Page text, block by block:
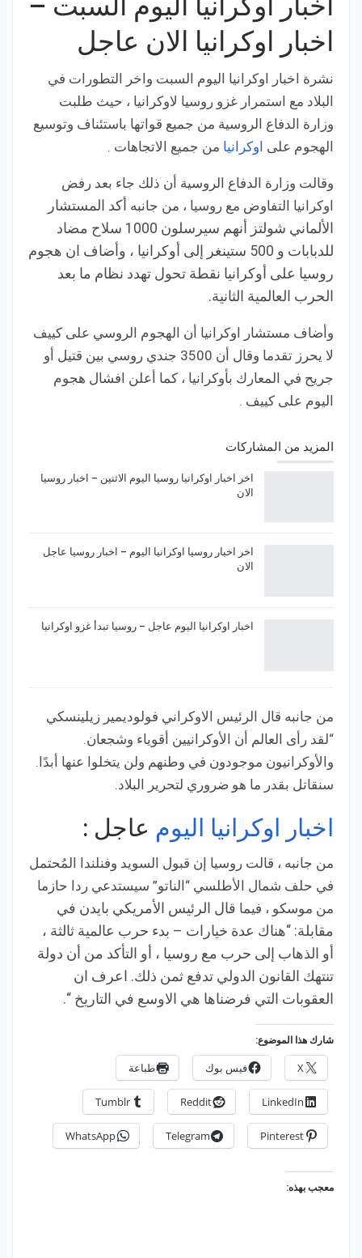
اخبار اوكرانيا الان عاجل
نشرة اخبار اوكرانيا اليوم السبت واخر التطورات في
البلاد مع استمرار غزو روسيا لاوكرانيا ، حيث طلبت
وزارة الدفاع الروسية من جميع قواتها باستئناف وتوسيع
الهجوم على اوكرانيا من جميع الاتجاهات .
وقالت وزارة الدفاع الروسية أن ذلك جاء بعد رفض
اوكرانيا التفاوض مع روسيا ، من جانبه أكد المستشار
الألماني شولتز أنهم سيرسلون 1000 سلاح مضاد
للدبابات و 500 ستينغر إلى أوكرانيا ، وأضاف ان هجوم
روسيا على أوكرانيا نقطة تحول تهدد نظام ما بعد
الحرب العالمية الثانية.
وأضاف مستشار اوكرانيا أن الهجوم الروسي على كييف
لا يحرز تقدما وقال أن 3500 جندي روسي بين قتيل أو
جريح في المعارك بأوكرانيا ، كما أعلن افشال هجوم
اليوم على كييف .
المزيد من المشاركات
اخر اخبار اوكرانيا روسيا اليوم الاثنين – اخبار روسيا
الان
اخر اخبار روسيا اوكرانيا اليوم – اخبار روسيا عاجل
الان
اخبار اوكرانيا اليوم عاجل – روسيا تبدأ غزو اوكرانيا
من جانبه قال الرئيس الاوكراني فولوديمير زيلينسكي
“لقد رأى العالم أن الأوكرانيين أقوياء وشجعان.
والأوكرانيون موجودون في وطنهم ولن يتخلوا عنها أبدًا.
سنقاتل بقدر ما هو ضروري لتحرير البلاد.
اخبار اوكرانيا اليوم عاجل :
من جانبه ، قالت روسيا إن قبول السويد وفنلندا المُحتمل
في حلف شمال الأطلسي “الناتو” سيستدعي ردا حازما
من موسكو ، فيما قال الرئيس الأمريكي بايدن في
مقابلة: “هناك عدة خيارات – بدء حرب عالمية ثالثة ،
أو الذهاب إلى حرب مع روسيا ، أو التأكد من أن دولة
تنتهك القانون الدولي تدفع ثمن ذلك. اعرف ان
العقوبات التي فرضناها هي الاوسع في التاريخ “.
شارك هذا الموضوع:
X فيس بوك طباعة
LinkedIn
Reddit
Tumblr
Pinterest
Telegram
WhatsApp
معجب بهذه: